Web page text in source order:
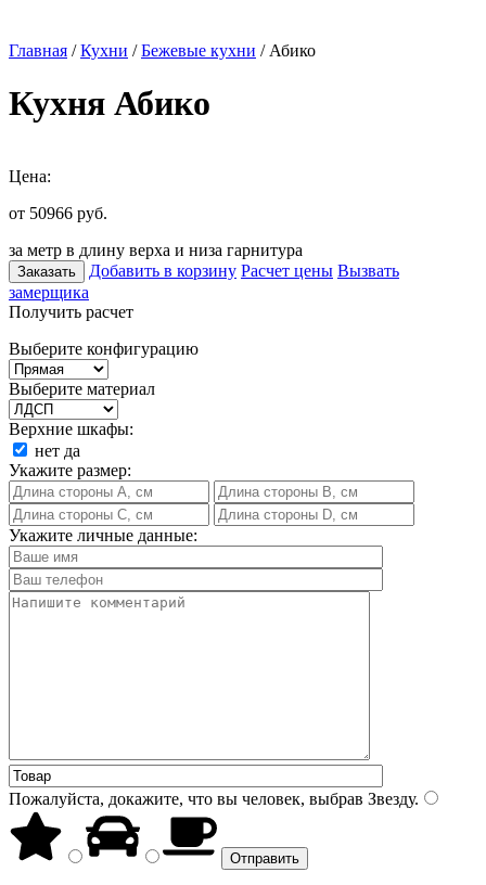
Главная /Кухни /Бежевые кухни / Абико
Кухня Абико
Цена:
от 50966 руб.
за метр в длину верха и низа гарнитура
Заказать Добавить в корзину Расчет цены Вызвать
замерщика
Получить расчет
Выберите конфигурацию
Выберите материал
Верхние шкафы:
нет да
Укажите размер:
Укажите личные данные:
Пожалуйста, докажите, что вы человек, выбрав Звезду.